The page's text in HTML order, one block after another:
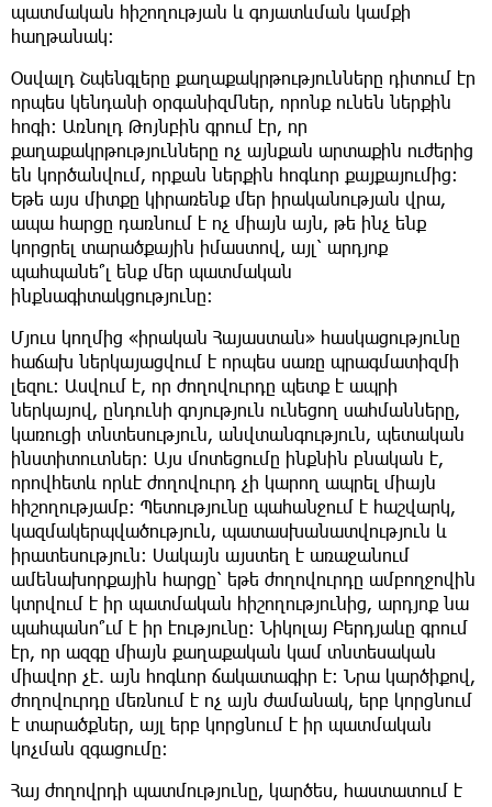
պատմական հիշողության և գոյատևման կամքի
հաղթանակ։
Օսվալդ Շպենգլերը քաղաքակրթությունները դիտում էր
որպես կենդանի օրգանիզմներ, որոնք ունեն ներքին
հոգի։ Առնոլդ Թոյնբին գրում էր, որ
քաղաքակրթությունները ոչ այնքան արտաքին ուժերից
են կործանվում, որքան ներքին հոգևոր քայքայումից։
Եթե այս միտքը կիրառենք մեր իրականության վրա,
ապա հարցը դառնում է ոչ միայն այն, թե ինչ ենք
կորցրել տարածքային իմաստով, այլ՝ արդյոք
պահպանե՞լ ենք մեր պատմական
ինքնագիտակցությունը։
Մյուս կողմից «իրական Հայաստան» հասկացությունը
հաճախ ներկայացվում է որպես սառը պրագմատիզմի
լեզու։ Ասվում է, որ ժողովուրդը պետք է ապրի
ներկայով, ընդունի գոյություն ունեցող սահմանները,
կառուցի տնտեսություն, անվտանգություն, պետական
ինստիտուտներ։ Այս մոտեցումը ինքնին բնական է,
որովհետև որևէ ժողովուրդ չի կարող ապրել միայն
հիշողությամբ։ Պետությունը պահանջում է հաշվարկ,
կազմակերպվածություն, պատասխանատվություն և
իրատեսություն։ Սակայն այստեղ է առաջանում
ամենախորքային հարցը՝ եթե ժողովուրդը ամբողջովին
կտրվում է իր պատմական հիշողությունից, արդյոք նա
պահպանո՞ւմ է իր էությունը։ Նիկոլայ Բերդյաևը գրում
էր, որ ազգը միայն քաղաքական կամ տնտեսական
միավոր չէ. այն հոգևոր ճակատագիր է։ Նրա կարծիքով,
ժողովուրդը մեռնում է ոչ այն ժամանակ, երբ կորցնում
է տարածքներ, այլ երբ կորցնում է իր պատմական
կոչման զգացումը։
Հայ ժողովրդի պատմությունը, կարծես, հաստատում է